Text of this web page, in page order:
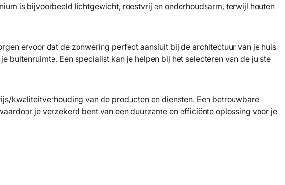
is bijvoorbeeld lichtgewicht, roestvrij en onderhoudsarm, terwijl houten
ervoor dat de zonwering perfect aansluit bij de architectuur van je huis
buitenruimte. Een specialist kan je helpen bij het selecteren van de juiste
kwaliteitverhouding van de producten en diensten. Een betrouwbare
je verzekerd bent van een duurzame en efficiënte oplossing voor je